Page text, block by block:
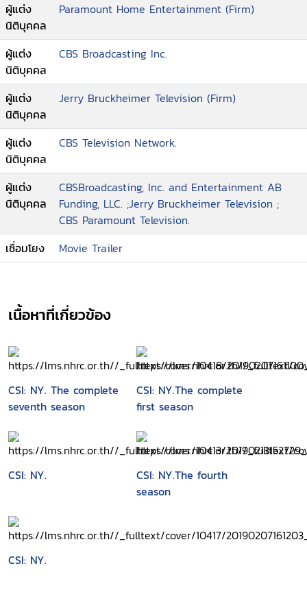
ผู้แต่ง
นิติบุคคล
Paramount Home Entertainment (Firm)
ผู้แต่ง
นิติบุคคล
CBS Broadcasting Inc.
ผู้แต่ง
นิติบุคคล
Jerry Bruckheimer Television (Firm)
ผู้แต่ง
นิติบุคคล
CBS Television Network.
ผู้แต่ง
นิติบุคคล
CBSBroadcasting, Inc. and Entertainment AB
Funding, LLC. ;Jerry Bruckheimer Television ;
CBS Paramount Television.
เชื่อมโยง
Movie Trailer
เนื้อหาที่เกี่ยวข้อง
CSI: NY. The complete
seventh season
CSI: NY.The complete
first season
CSI: NY.
CSI: NY.The fourth
season
CSI: NY.